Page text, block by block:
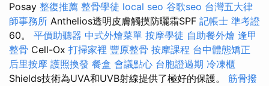
Posay 整復推薦 整骨學徒 local seo 谷歌seo 台灣五大律
師事務所 Anthelios透明皮膚觸摸防曬霜SPF 記帳士 準考證
60。 平價助聽器 中式外燴菜單 按摩學徒 自助餐外燴 逢甲
整骨 Cell-Ox 打掃家裡 豐原整骨 按摩課程 台中體態矯正
后里按摩 護照換發 餐盒 會議點心 台胞證過期 冷凍櫃
Shields技術為UVA和UVB射線提供了極好的保護。 筋骨撥